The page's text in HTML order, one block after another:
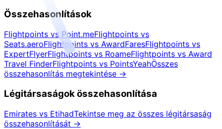
Összehasonlítások
Flightpoints vs Point.meFlightpoints vs
Seats.aeroFlightpoints vs AwardFaresFlightpoints vs
ExpertFlyerFlightpoints vs RoameFlightpoints vs Award
Travel FinderFlightpoints vs PointsYeahÖsszes
összehasonlítás megtekintése →
Légitársaságok összehasonlítása
Emirates vs EtihadTekintse meg az összes légitársaság
összehasonlítását →